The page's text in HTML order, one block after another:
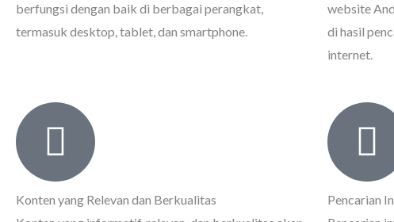
berfungsi dengan baik di berbagai perangkat,
termasuk desktop, tablet, dan smartphone.
website
di hasil
internet.
Konten yang Relevan dan Berkualitas
Pencarian